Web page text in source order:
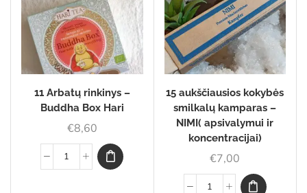
11 Arbatų rinkinys –
Buddha Box Hari
€8,60
15 aukščiausios kokybės
smilkalų kamparas –
NIMI( apsivalymui ir
koncentracijai)
€7,00